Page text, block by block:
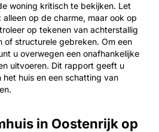
woning kritisch te bekijken. Let
op de charme, maar ook op
op tekenen van achterstallig
of structurele gebreken. Om een
u overwegen een onafhankelijke
uitvoeren. Dit rapport geeft u
huis en een schatting van
in Oostenrijk op